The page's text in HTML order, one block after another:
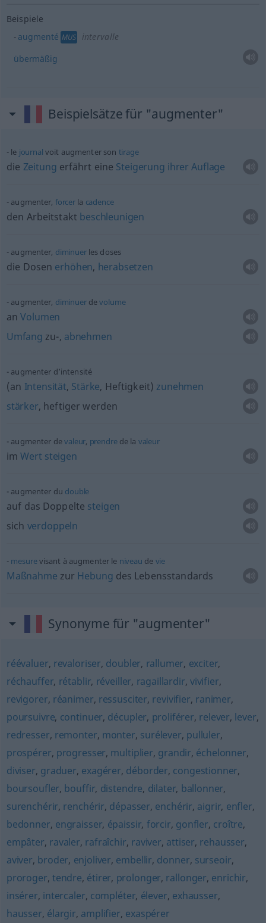
Beispiele
augmenté MUS
intervalle
übermäßig
Beispielsätze für "augmenter"
le journal voit augmenter son tirage
die Zeitung erfährt eine Steigerung ihrer Auflage
augmenter, forcer la cadence
den Arbeitstakt beschleunigen
augmenter, diminuerles doses
die Dosen erhöhen, herabsetzen
augmenter, diminuerdevolume
anVolumen
Umfang zu-, abnehmen
augmenter d’intensité
(an Intensität, Stärke, Heftigkeit) zunehmen
stärker, heftiger werden
augmenter devaleur, prendrede la valeur
imWert steigen
augmenter du double
auf das Doppelte steigen
sich verdoppeln
mesurevisant à augmenter le niveau de vie
Maßnahme zur Hebung des Lebensstandards
Synonyme für "augmenter"
réévaluer, revaloriser, doubler, rallumer, exciter,
réchauffer, rétablir, réveiller, ragaillardir, vivifier,
revigorer, réanimer, ressusciter, revivifier, ranimer,
poursuivre, continuer, décupler, proliférer, relever, lever,
redresser, remonter, monter, surélever, pulluler,
prospérer, progresser, multiplier, grandir, échelonner,
diviser, graduer, exagérer, déborder, congestionner,
boursoufler, bouffir, distendre, dilater, ballonner,
surenchérir, renchérir, dépasser, enchérir, aigrir, enfler,
bedonner, engraisser, épaissir, forcir, gonfler, croître,
empâter, ravaler, rafraîchir, raviver, attiser, rehausser,
aviver, broder, enjoliver, embellir, donner, surseoir,
proroger, tendre, étirer, prolonger, rallonger, enrichir,
insérer, intercaler, compléter, élever, exhausser,
hausser, élargir, amplifier, exaspérer